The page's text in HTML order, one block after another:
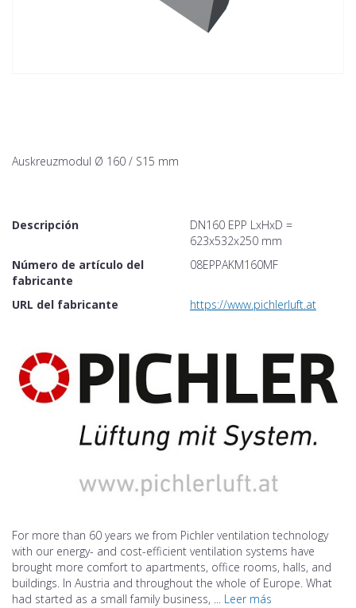
Auskreuzmodul Ø 160 / S15 mm
Descripción
DN160 EPP LxHxD =
623x532x250 mm
Número de artículo del
fabricante
08EPPAKM160MF
URL del fabricante https://www.pichlerluft.at
For more than 60 years we from Pichler ventilation technology
with our energy- and cost-efficient ventilation systems have
brought more comfort to apartments, office rooms, halls, and
buildings. In Austria and throughout the whole of Europe. What
had started as a small family business, ... Leer más